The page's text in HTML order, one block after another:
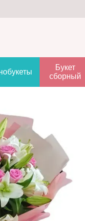
Букет
сборный